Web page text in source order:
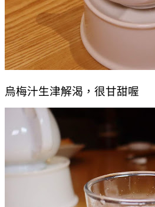
烏梅汁生津解渴，很甘甜喔